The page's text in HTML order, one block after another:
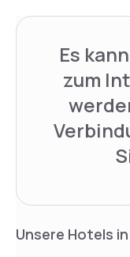
Es
zum
Unsere Hotels